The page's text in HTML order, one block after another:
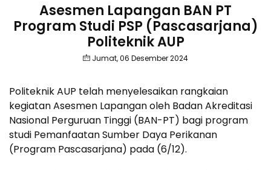
Asesmen Lapangan BAN PT
Program Studi PSP (Pascasarjana)
Politeknik AUP
Jumat, 06 Desember 2024
Politeknik AUP telah menyelesaikan rangkaian
kegiatan Asesmen Lapangan oleh Badan Akreditasi
Nasional Perguruan Tinggi (BAN-PT) bagi program
studi Pemanfaatan Sumber Daya Perikanan
(Program Pascasarjana) pada (6/12).